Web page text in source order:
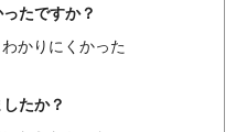
たですか？
かりにくかった
たか？